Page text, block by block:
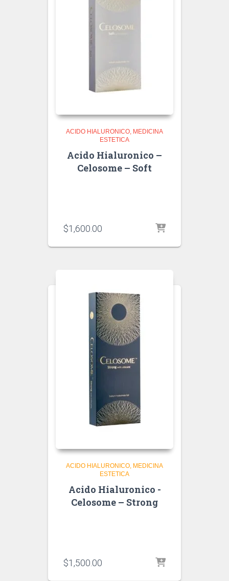
ACIDO HIALURONICO MEDICINA
ESTETICA
Acido Hialuronico –
Celosome – Soft
$1,600.00
ACIDO HIALURONICO MEDICINA
ESTETICA
Acido Hialuronico -
Celosome – Strong
$1,500.00